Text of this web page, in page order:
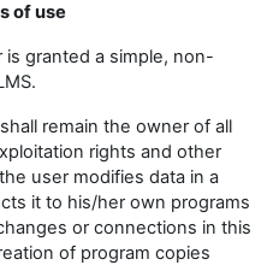
of use
granted a simple, non-
remain the owner of all
rights and other
user modifies data in a
it to his/her own programs
or connections in this
of program copies